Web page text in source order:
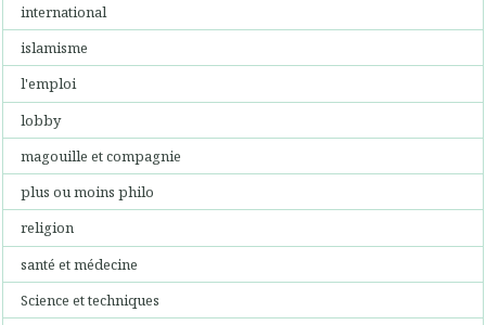
international
islamisme
l'emploi
lobby
magouille et compagnie
plus ou moins philo
religion
santé et médecine
Science et techniques